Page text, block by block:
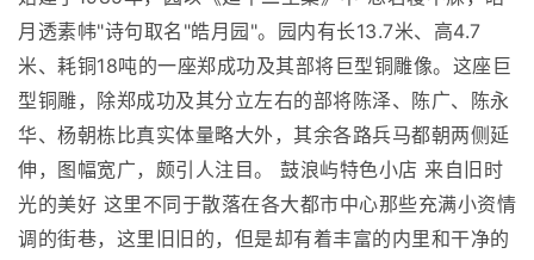
月透素帏"诗句取名"皓月园"。园内有长13.7米、高4.7
米、耗铜18吨的一座郑成功及其部将巨型铜雕像。这座巨
型铜雕，除郑成功及其分立左右的部将陈泽、陈广、陈永
华、杨朝栋比真实体量略大外，其余各路兵马都朝两侧延
伸，图幅宽广，颇引人注目。 鼓浪屿特色小店 来自旧时
光的美好 这里不同于散落在各大都市中心那些充满小资情
调的街巷，这里旧旧的，但是却有着丰富的内里和干净的